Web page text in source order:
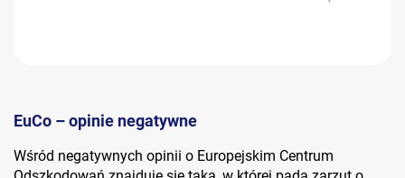
EuCo – opinie negatywne
Wśród negatywnych opinii o Europejskim Centrum